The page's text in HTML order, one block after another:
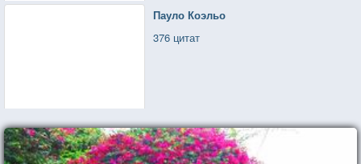
Пауло Коэльо
376 цитат